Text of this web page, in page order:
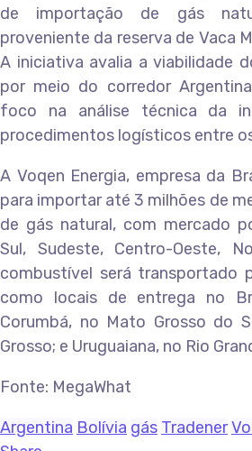
de importação de gás
proveniente da reserva de Vaca
A iniciativa avalia a viabilidade
por meio do corredor
foco na análise técnica da
procedimentos logísticos entre
A Voqen Energia, empresa da
para importar até 3 milhões de
de gás natural, com mercado
Sul, Sudeste, Centro-Oeste,
combustível será transportado
como locais de entrega no
Corumbá, no Mato Grosso do
Grosso; e Uruguaiana, no Rio
Fonte: MegaWhat
Argentina Bolívia gás Tradener